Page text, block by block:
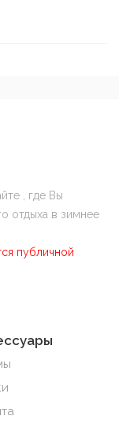
, где Вы
отдыха в зимнее
публичной